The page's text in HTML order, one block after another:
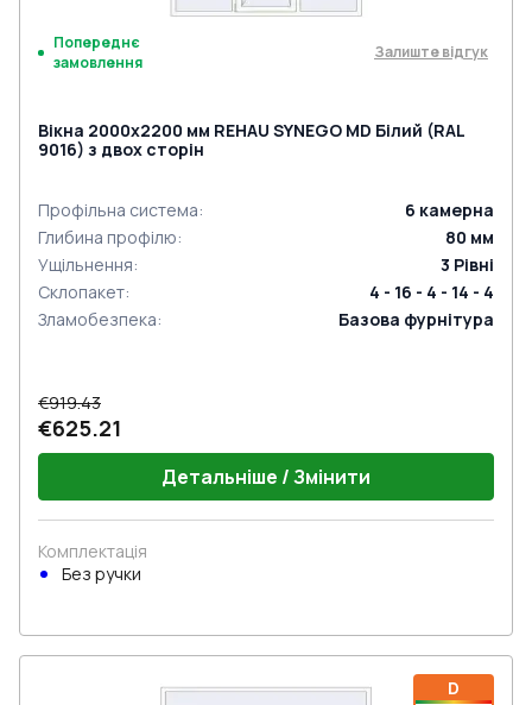
Попереднє
замовлення
Залиште відгук
Вікна 2000x2200 мм REHAU SYNEGO MD Білий (RAL
9016) з двох сторін
Профільна система: 6 камерна
Глибина профілю: 80 мм
Ущільнення: 3 Рівні
Склопакет:
4 - 16 - 4 - 14 - 4
Зламобезпека: Базова фурнітура
€919.43
€625.21
Детальніше / Змінити
Комплектація
Без ручки
D